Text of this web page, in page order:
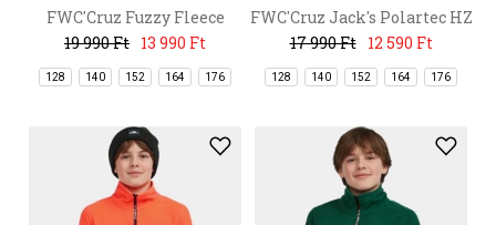
FWC'Cruz Fuzzy Fleece
19 990 Ft 13 990 Ft
128 140 152 164 176
FWC'Cruz Jack's Polartec HZ
Fleece
17 990 Ft 12 590 Ft
128 140 152 164 176